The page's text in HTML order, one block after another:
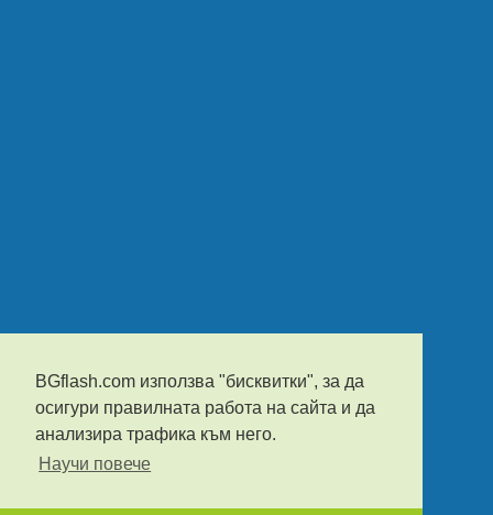
BGflash.com използва "бисквитки", за да
осигури правилната работа на сайта и да
анализира трафика към него.
Научи повече